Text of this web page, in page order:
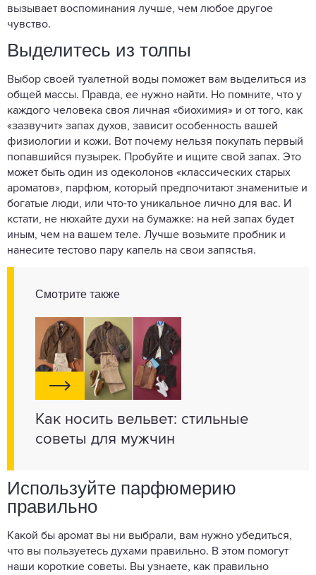
вызывает воспоминания лучше, чем любое другое
чувство.
Выделитесь из толпы
Выбор своей туалетной воды поможет вам выделиться из
общей массы. Правда, ее нужно найти. Но помните, что у
каждого человека своя личная «биохимия» и от того, как
«зазвучит» запах духов, зависит особенность вашей
физиологии и кожи. Вот почему нельзя покупать первый
попавшийся пузырек. Пробуйте и ищите свой запах. Это
может быть один из одеколонов «классических старых
ароматов», парфюм, который предпочитают знаменитые и
богатые люди, или что-то уникальное лично для вас. И
кстати, не нюхайте духи на бумажке: на ней запах будет
иным, чем на вашем теле. Лучше возьмите пробник и
нанесите тестово пару капель на свои запястья.
Смотрите также
Как носить вельвет: стильные
советы для мужчин
Используйте парфюмерию
правильно
Какой бы аромат вы ни выбрали, вам нужно убедиться,
что вы пользуетесь духами правильно. В этом помогут
наши короткие советы. Вы узнаете, как правильно